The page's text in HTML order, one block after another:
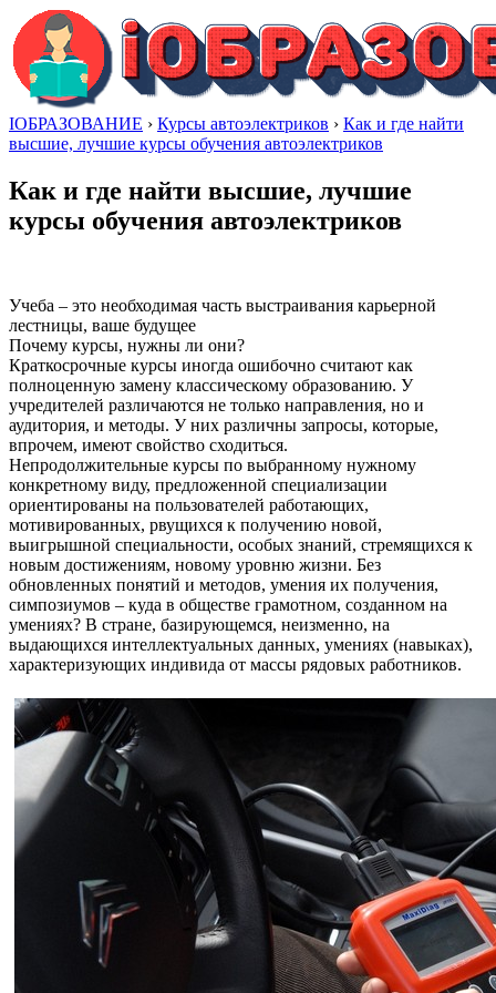
IОБРАЗОВАНИЕ › Курсы автоэлектриков › Как и где найти
высшие, лучшие курсы обучения автоэлектриков
Как и где найти высшие, лучшие
курсы обучения автоэлектриков
Учеба – это необходимая часть выстраивания карьерной
лестницы, ваше будущее
Почему курсы, нужны ли они?
Краткосрочные курсы иногда ошибочно считают как
полноценную замену классическому образованию. У
учредителей различаются не только направления, но и
аудитория, и методы. У них различны запросы, которые,
впрочем, имеют свойство сходиться.
Непродолжительные курсы по выбранному нужному
конкретному виду, предложенной специализации
ориентированы на пользователей работающих,
мотивированных, рвущихся к получению новой,
выигрышной специальности, особых знаний, стремящихся к
новым достижениям, новому уровню жизни. Без
обновленных понятий и методов, умения их получения,
симпозиумов – куда в обществе грамотном, созданном на
умениях? В стране, базирующемся, неизменно, на
выдающихся интеллектуальных данных, умениях (навыках),
характеризующих индивида от массы рядовых работников.